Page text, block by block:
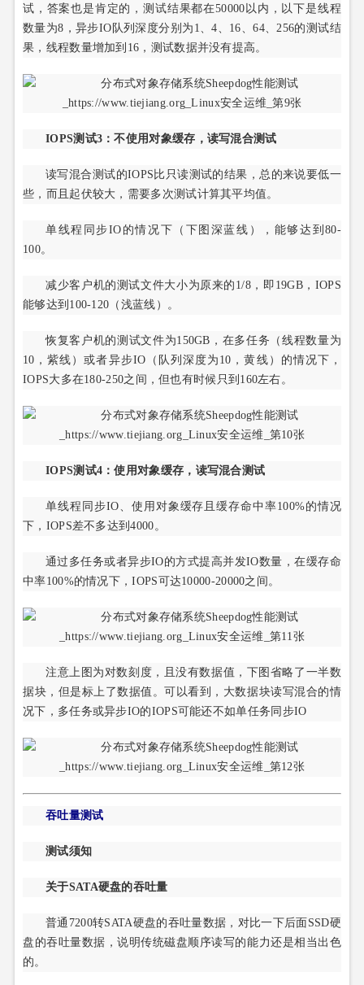
试，答案也是肯定的，测试结果都在50000以内，以下是线程
数量为8，异步IO队列深度分别为1、4、16、64、256的测试结
果，线程数量增加到16，测试数据并没有提高。
IOPS测试3：不使用对象缓存，读写混合测试
读写混合测试的IOPS比只读测试的结果，总的来说要低一
些，而且起伏较大，需要多次测试计算其平均值。
单线程同步IO的情况下（下图深蓝线），能够达到80-
100。
减少客户机的测试文件大小为原来的1/8，即19GB，IOPS
能够达到100-120（浅蓝线）。
恢复客户机的测试文件为150GB，在多任务（线程数量为
10，紫线）或者异步IO（队列深度为10，黄线）的情况下，
IOPS大多在180-250之间，但也有时候只到160左右。
IOPS测试4：使用对象缓存，读写混合测试
单线程同步IO、使用对象缓存且缓存命中率100%的情况
下，IOPS差不多达到4000。
通过多任务或者异步IO的方式提高并发IO数量，在缓存命
中率100%的情况下，IOPS可达10000-20000之间。
注意上图为对数刻度，且没有数据值，下图省略了一半数
据块，但是标上了数据值。可以看到，大数据块读写混合的情
况下，多任务或异步IO的IOPS可能还不如单任务同步IO
吞吐量测试
测试须知
关于SATA硬盘的吞吐量
普通7200转SATA硬盘的吞吐量数据，对比一下后面SSD硬
盘的吞吐量数据，说明传统磁盘顺序读写的能力还是相当出色
的。